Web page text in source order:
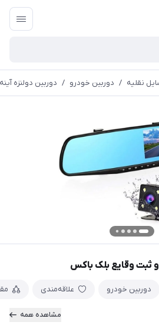
نقلیه / دوربین خودرو / دوربین دولنزه
ثبت وقایع بلک باکس
دوربین خودرو علاقه‌مندی
مشاهده همه